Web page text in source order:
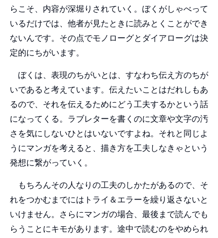
らこそ、内容が深堀りされていく。ぼくがしゃべって
いるだけでは、他者が見たときに読みとくことができ
ないんです。その点でモノローグとダイアローグは決
定的にちがいます。
ぼくは、表現のちがいとは、すなわち伝え方のちが
いであると考えています。伝えたいことはだれしもあ
るので、それを伝えるためにどう工夫するかという話
になってくる。ラブレターを書くのに文章や文字の汚
さを気にしないひとはいないですよね。それと同じよ
うにマンガを考えると、描き方を工夫しなきゃという
発想に繋がっていく。
もちろんその人なりの工夫のしかたがあるので、そ
れをつかむまでにはトライ＆エラーを繰り返さないと
いけません。さらにマンガの場合、最後まで読んでも
らうことにキモがあります。途中で読むのをやめられ